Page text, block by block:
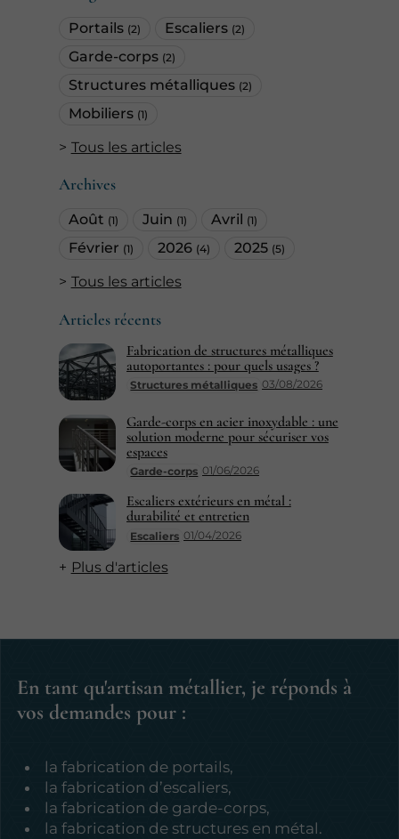
Portails (2) Escaliers (2)
Garde-corps (2)
Structures métalliques (2)
Mobiliers (1)
Tous les articles
Archives
Août (1) Juin (1) Avril (1)
Février (1) 2026 (4) 2025 (5)
Tous les articles
Articles récents
Structures métalliques 03/08/2026
Fabrication de structures métalliques
autoportantes : pour quels usages ?
Garde-corps 01/06/2026
Garde-corps en acier inoxydable : une
solution moderne pour sécuriser vos
espaces
Escaliers 01/04/2026
Escaliers extérieurs en métal :
durabilité et entretien
Plus d'articles
En tant qu'artisan métallier, je réponds à
vos demandes pour :
la fabrication de portails,
la fabrication d’escaliers,
la fabrication de garde-corps,
la fabrication de structures en métal.